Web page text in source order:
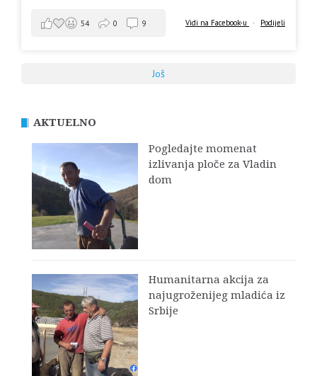
Vidi na Facebook-u · Podijeli
54 0 9
Još
AKTUELNO
Pogledajte momenat
izlivanja ploče za Vladin
dom
Humanitarna akcija za
najugroženijeg mladića iz
Srbije